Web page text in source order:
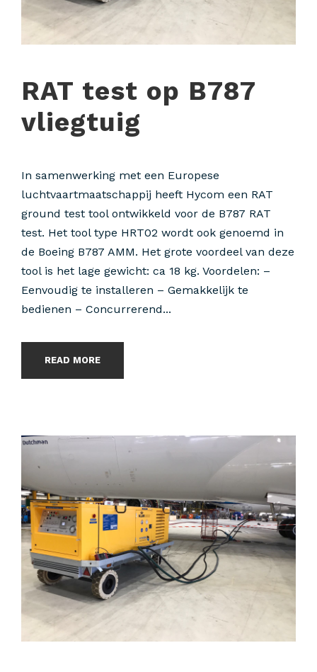
RAT test op B787
vliegtuig
In samenwerking met een Europese
luchtvaartmaatschappij heeft Hycom een RAT
ground test tool ontwikkeld voor de B787 RAT
test. Het tool type HRT02 wordt ook genoemd in
de Boeing B787 AMM. Het grote voordeel van deze
tool is het lage gewicht: ca 18 kg. Voordelen: –
Eenvoudig te installeren – Gemakkelijk te
bedienen – Concurrerend...
READ MORE